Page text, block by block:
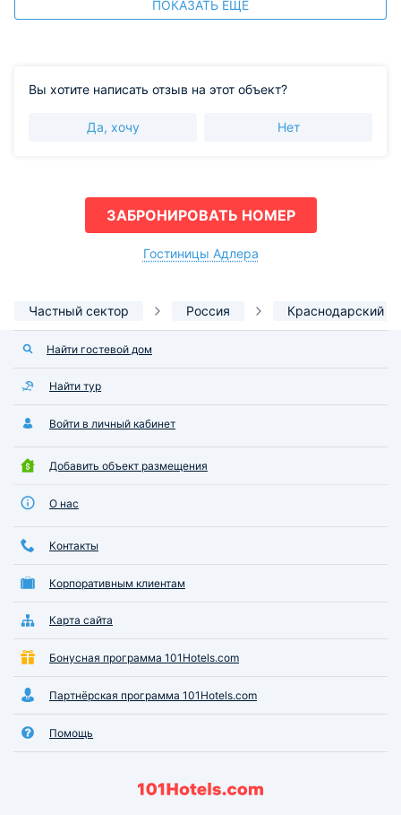
ПОКАЗАТЬ ЕЩЕ
Вы хотите написать отзыв на этот объект?
Да, хочу Нет
ЗАБРОНИРОВАТЬ НОМЕР
Гостиницы Адлера
Частный сектор Россия Краснодарский
Найти гостевой дом
Найти тур
Войти в личный кабинет
Добавить объект размещения
О нас
Контакты
Корпоративным клиентам
Карта сайта
Бонусная программа 101Hotels.com
Партнёрская программа 101Hotels.com
Помощь